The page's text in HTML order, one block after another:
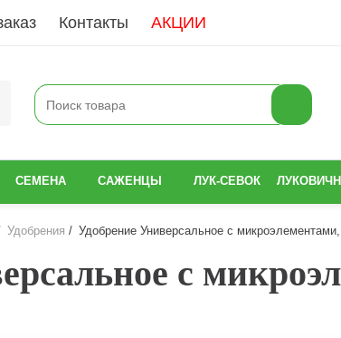
Контакты АКЦИИ
СЕМЕНА САЖЕНЦЫ ЛУК-СЕВОК
Удобрения Удобрение Универсальное с
с